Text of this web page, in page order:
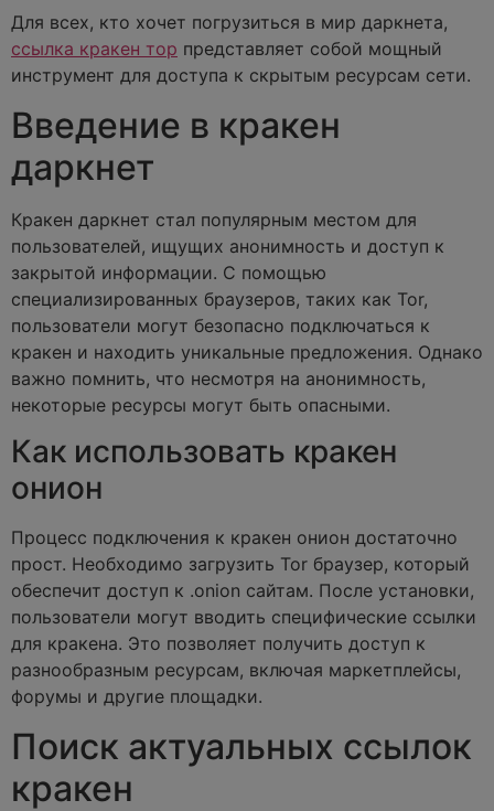
Для всех, кто хочет погрузиться в мир даркнета,
ссылка кракен тор представляет собой мощный
инструмент для доступа к скрытым ресурсам сети.
Введение в кракен
даркнет
Кракен даркнет стал популярным местом для
пользователей, ищущих анонимность и доступ к
закрытой информации. С помощью
специализированных браузеров, таких как Tor,
пользователи могут безопасно подключаться к
кракен и находить уникальные предложения. Однако
важно помнить, что несмотря на анонимность,
некоторые ресурсы могут быть опасными.
Как использовать кракен
онион
Процесс подключения к кракен онион достаточно
прост. Необходимо загрузить Tor браузер, который
обеспечит доступ к .onion сайтам. После установки,
пользователи могут вводить специфические ссылки
для кракена. Это позволяет получить доступ к
разнообразным ресурсам, включая маркетплейсы,
форумы и другие площадки.
Поиск актуальных ссылок
кракен